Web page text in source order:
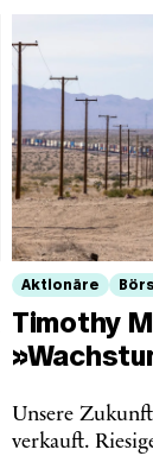
Aktionäre
Timothy
Unsere
verkauft.